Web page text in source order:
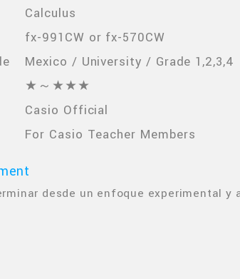
Calculus
fx-991CW or fx-570CW
Mexico / University / Grade 1,2,3,4
★～★★★
Casio Official
For Casio Teacher Members
desde un enfoque experimental